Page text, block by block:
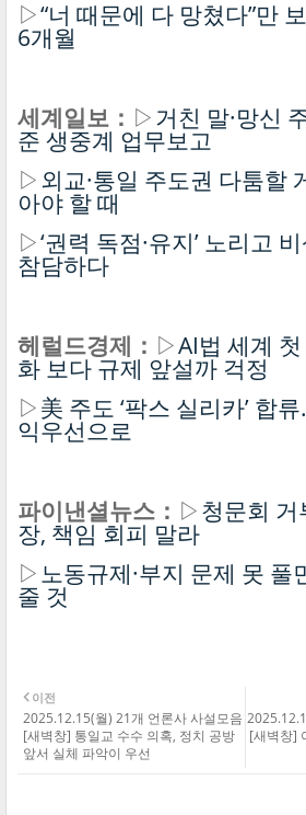
▷“너 때문에 다 망쳤다”만
6개월
세계일보： ▷거친 말·망신
준 생중계 업무보고
▷ 외교·통일 주도권 다툼할
아야 할 때
▷‘권력 독점·유지’ 노리고
참담하다
헤럴드경제： ▷AI법 세계
화 보다 규제 앞설까 걱정
▷美 주도 ‘팍스 실리카’ 합
익우선으로
파이낸셜뉴스： ▷청문회 거
장, 책임 회피 말라
▷노동규제·부지 문제 못 풀
줄 것
[새벽창]
이전
2025.12.15(월) 21개 언론사 사설모음
[새벽창] 통일교 수수 의혹, 정치 공방
앞서 실체 파악이 우선